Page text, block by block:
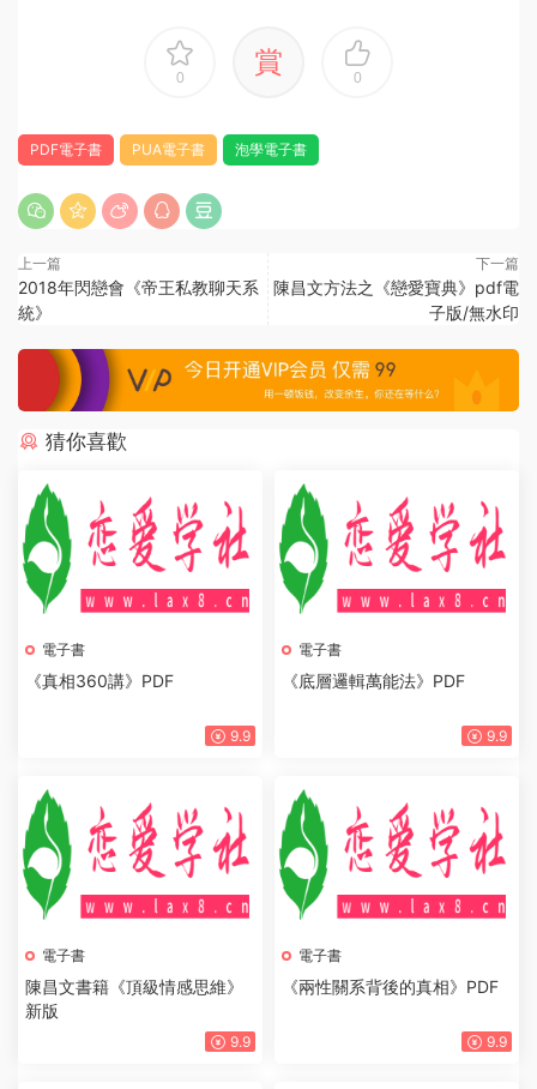
0 賞 0
PDF電子書 PUA電子書 泡學電子書
上一篇
2018年閃戀會《帝王私教聊天系
統》
下一篇
陳昌文方法之《戀愛寶典》pdf電
子版/無水印
猜你喜歡
電子書
《真相360講》PDF
9.9
電子書
《底層邏輯萬能法》PDF
9.9
電子書
陳昌文書籍《頂級情感思維》
新版
9.9
電子書
《兩性關系背後的真相》PDF
9.9